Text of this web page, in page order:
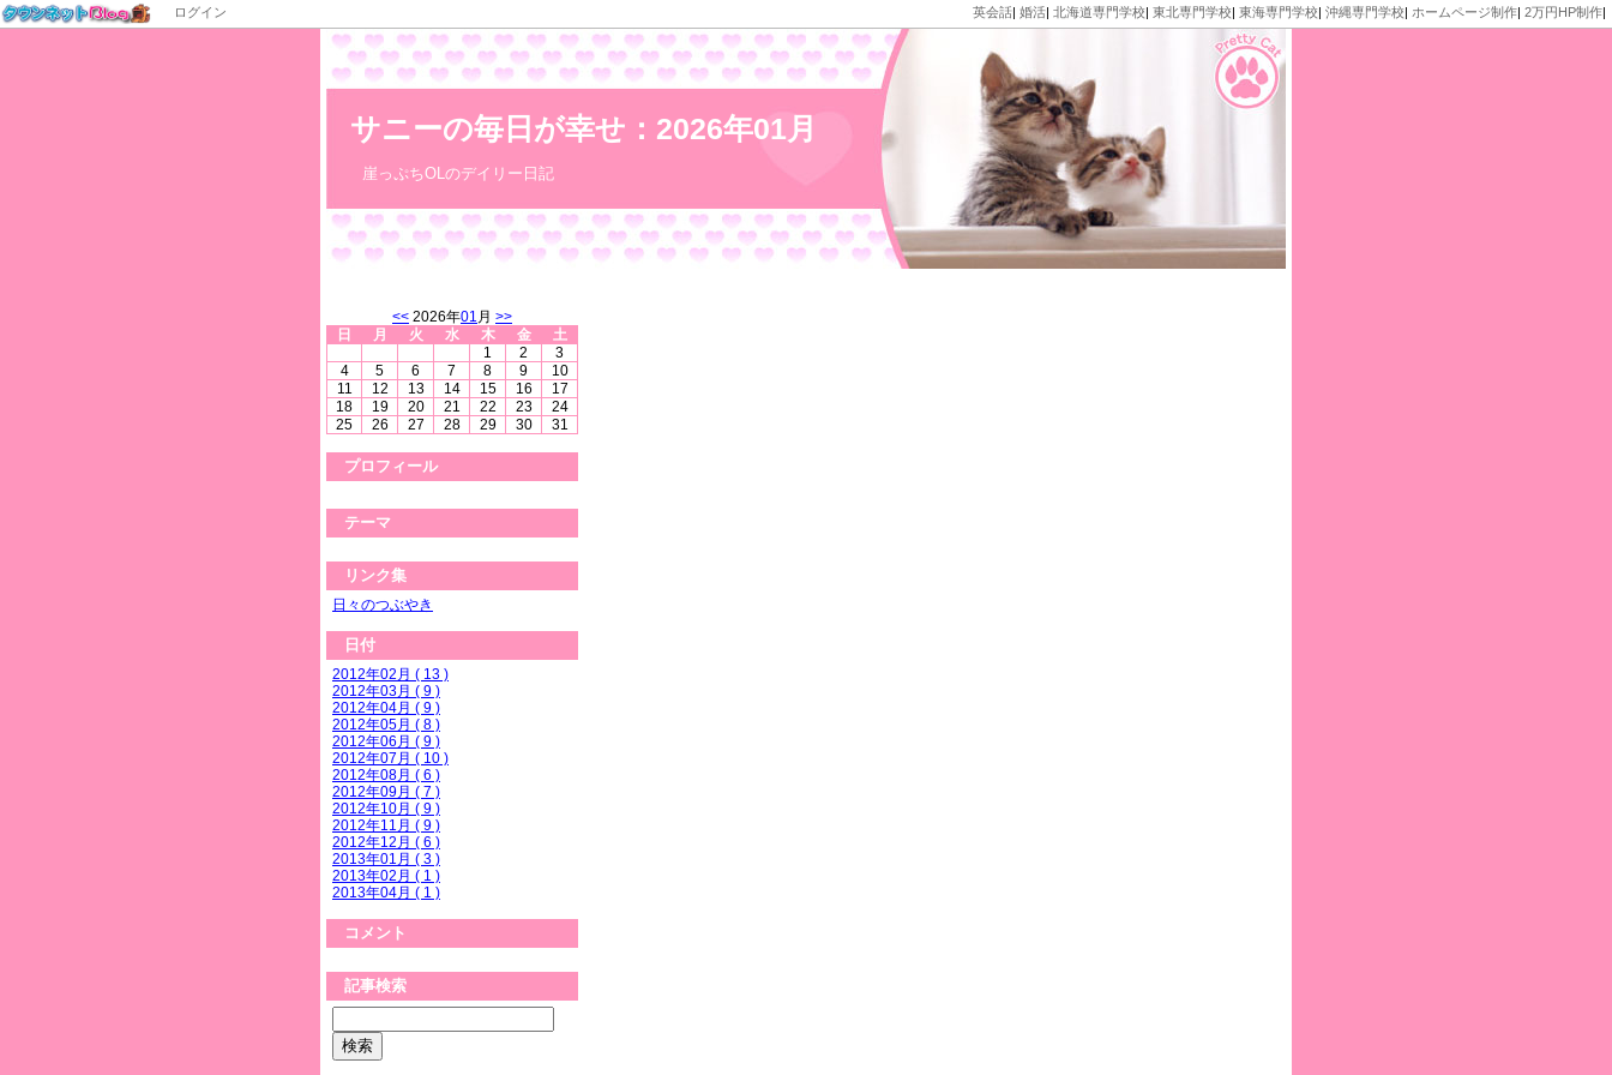
ログイン 英会話| 婚活| 北海道専門学校| 東北専門学校| 東海専門学校| 沖縄専門学校| ホームページ制作| 2万円HP制作|
サニーの毎日が幸せ：2026年01月
崖っぷちOLのデイリー日記
<< 2026年01 月 >>
日
月 火 水 木 金
土
1
2
3
4
5 6 7 8 9
10
11
12 13 14 15 16
17
18
19 20 21 22 23
24
25
26 27 28 29 30 31
プロフィール
テーマ
リンク集
日々のつぶやき
日付
2012年02月 ( 13 )
2012年03月 ( 9 )
2012年04月 ( 9 )
2012年05月 ( 8 )
2012年06月 ( 9 )
2012年07月 ( 10 )
2012年08月 ( 6 )
2012年09月 ( 7 )
2012年10月 ( 9 )
2012年11月 ( 9 )
2012年12月 ( 6 )
2013年01月 ( 3 )
2013年02月 ( 1 )
2013年04月 ( 1 )
コメント
記事検索